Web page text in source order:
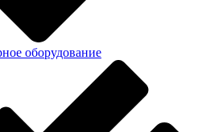
оборудование